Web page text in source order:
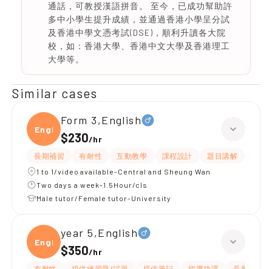
通話，可教授漢語拼音。 至今，已成功幫助許
多中小學生提升成績，並通過香港小學呈分試
及香港中學文憑考試(DSE)，順利升讀各大院
校，如：香港大學、香港中文大學及香港理工
大學等。
Similar cases
Engli
Form 3,English
$230/hr
長期補習 有耐性 互動教學 課程設計 題目講解
1 to 1/video available-Central and Sheung Wan
Two days a week-1.5Hour/cls
Male tutor/Female tutor-University
Engli
year 5,English
$350/hr